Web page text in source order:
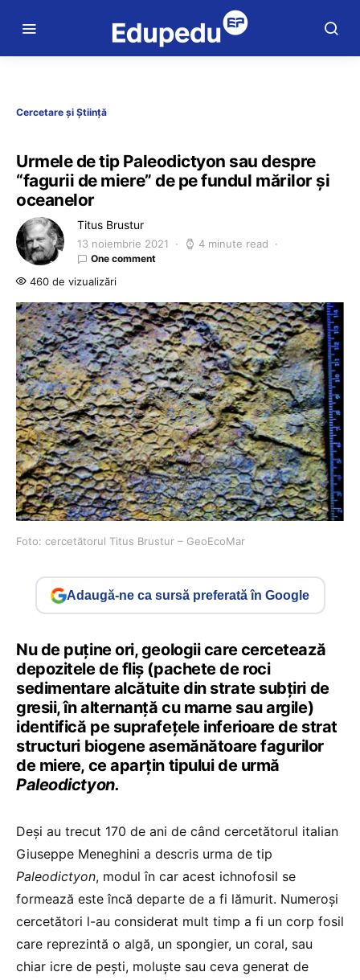
Cercetare și Știință
Urmele de tip Paleodictyon sau despre
“fagurii de miere” de pe fundul mărilor şi
oceanelor
Titus Brustur
13 noiembrie 2021 4 minute read
One comment
460 de vizualizări
Foto: cercetătorul Titus Brustur – GeoEcoMar
Adaugă-ne ca sursă preferată în Google
Nu de puţine ori, geologii care cercetează
depozitele de fliş (pachete de roci
sedimentare alcătuite din strate subţiri de
gresii, în alternanţă cu marne sau argile)
identifică pe suprafeţele inferioare de strat
structuri biogene asemănătoare fagurilor
de miere, ce aparţin tipului de urmă
Paleodictyon.
Deşi au trecut 170 de ani de când cercetătorul italian
Giuseppe Meneghini a descris urma de tip
Paleodictyon, modul în car acest ichnofosil se
formează este încă departe de a fi lămurit. Numeroşi
cercetători l-au considerat mult timp a fi un corp fosil
care reprezintă o algă, un spongier, un coral, sau
chiar icre de peşti, moluşte sau ceva generat de